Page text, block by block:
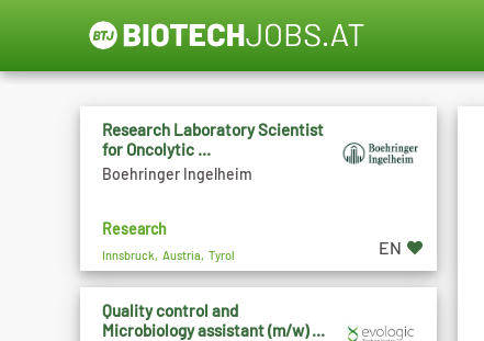
Research Laboratory Scientist
for Oncolytic ...
Boehringer Ingelheim
Research
Innsbruck, Austria, Tyrol EN
Quality control and
Microbiology assistant (m/w) ...